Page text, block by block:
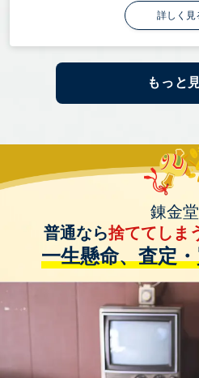
詳しく見
もっと
錬金堂
普通なら捨ててしま
一生懸命、査定